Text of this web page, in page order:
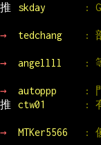
推
skday :
→ tedchang :
→ angellll :
→ autoppp
:
推
ctw01 :
→ MTKer5566 :